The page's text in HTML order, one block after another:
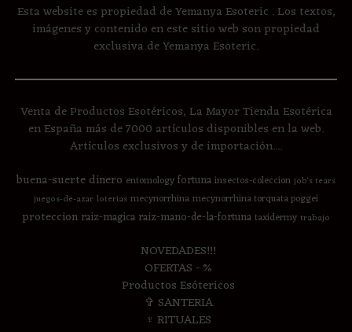
Esta website es propiedad de Yemanya Esoteric . Los textos,
imágenes y contenido en este sitio web son propiedad
exclusiva de Yemanya Esoteric.
Venta de Productos Esotéricos, La Mayor Tienda Esotérica
en España más de 7000 artículos disponibles en la web.
Artículos exclusivos y de importación....
buena-suertedinero entomologyfortunainsectos-coleccion job's tears
juegos-de-azar loterias mecynorrhinamecynorrhina torquata poggei
proteccion raiz-magica raiz-mano-de-la-fortunataxidermy trabajo
NOVEDADES!!!
OFERTAS - %
Productos Esótericos
✞ SANTERIA
♆ RITUALES